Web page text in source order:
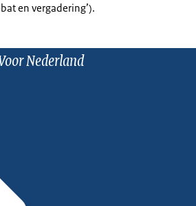
en vergadering’).
Nederland